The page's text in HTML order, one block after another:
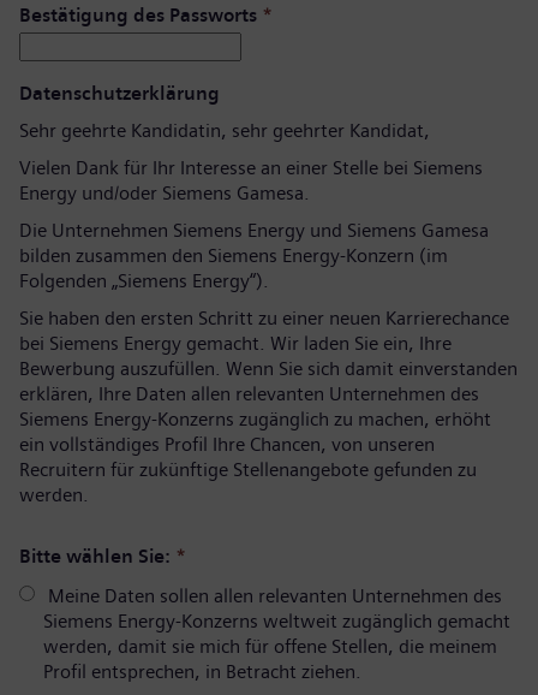
Bestätigung des Passworts *
Datenschutzerklärung
Sehr geehrte Kandidatin, sehr geehrter Kandidat,
Vielen Dank für Ihr Interesse an einer Stelle bei Siemens
Energy und/oder Siemens Gamesa.
Die Unternehmen Siemens Energy und Siemens Gamesa
bilden zusammen den Siemens Energy-Konzern (im
Folgenden „Siemens Energy“).
Sie haben den ersten Schritt zu einer neuen Karrierechance
bei Siemens Energy gemacht. Wir laden Sie ein, Ihre
Bewerbung auszufüllen. Wenn Sie sich damit einverstanden
erklären, Ihre Daten allen relevanten Unternehmen des
Siemens Energy-Konzerns zugänglich zu machen, erhöht
ein vollständiges Profil Ihre Chancen, von unseren
Recruitern für zukünftige Stellenangebote gefunden zu
werden.
Bitte wählen Sie: *
Meine Daten sollen allen relevanten Unternehmen des
Siemens Energy-Konzerns weltweit zugänglich gemacht
werden, damit sie mich für offene Stellen, die meinem
Profil entsprechen, in Betracht ziehen.